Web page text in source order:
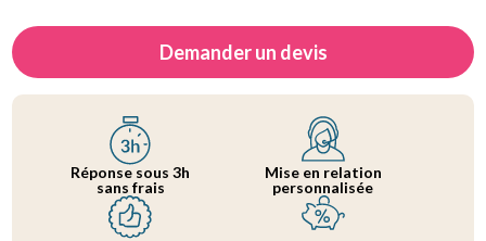
Demander un devis
Réponse sous 3h
sans frais
Mise en relation
personnalisée